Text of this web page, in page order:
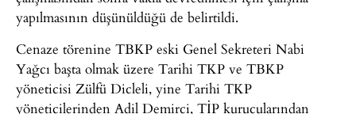
yapılmasının düşünüldüğü de belirtildi.
Cenaze törenine TBKP eski Genel Sekreteri Nabi
Yağcı başta olmak üzere Tarihi TKP ve TBKP
yöneticisi Zülfü Dicleli, yine Tarihi TKP
yöneticilerinden Adil Demirci, TİP kurucularından